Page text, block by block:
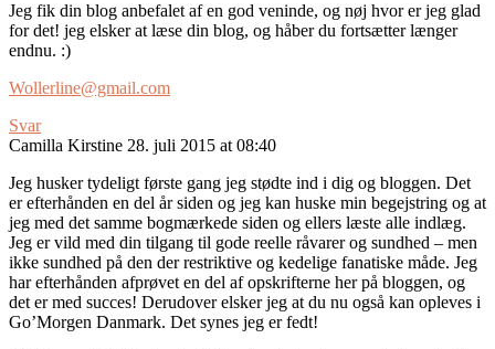
Jeg fik din blog anbefalet af en god veninde, og nøj hvor er jeg glad
for det! jeg elsker at læse din blog, og håber du fortsætter længer
endnu. :)
Wollerline@gmail.com
Svar
Camilla Kirstine 28. juli 2015 at 08:40
Jeg husker tydeligt første gang jeg stødte ind i dig og bloggen. Det
er efterhånden en del år siden og jeg kan huske min begejstring og at
jeg med det samme bogmærkede siden og ellers læste alle indlæg.
Jeg er vild med din tilgang til gode reelle råvarer og sundhed – men
ikke sundhed på den der restriktive og kedelige fanatiske måde. Jeg
har efterhånden afprøvet en del af opskrifterne her på bloggen, og
det er med succes! Derudover elsker jeg at du nu også kan opleves i
Go’Morgen Danmark. Det synes jeg er fedt!